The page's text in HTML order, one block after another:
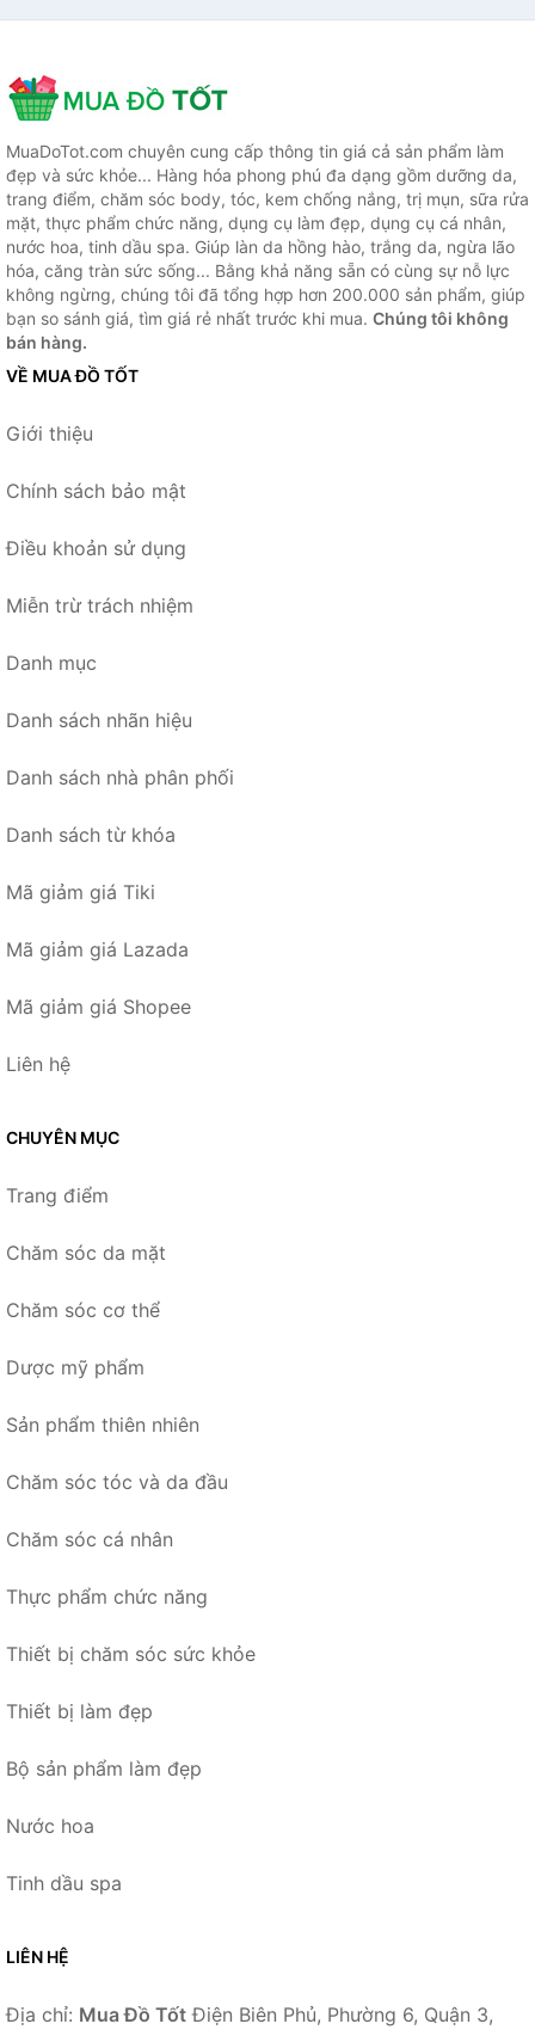
MuaDoTot.com chuyên cung cấp thông tin giá cả sản phẩm làm
đẹp và sức khỏe... Hàng hóa phong phú đa dạng gồm dưỡng da,
trang điểm, chăm sóc body, tóc, kem chống nắng, trị mụn, sữa rửa
mặt, thực phẩm chức năng, dụng cụ làm đẹp, dụng cụ cá nhân,
nước hoa, tinh dầu spa. Giúp làn da hồng hào, trắng da, ngừa lão
hóa, căng tràn sức sống... Bằng khả năng sẵn có cùng sự nỗ lực
không ngừng, chúng tôi đã tổng hợp hơn 200.000 sản phẩm, giúp
bạn so sánh giá, tìm giá rẻ nhất trước khi mua. Chúng tôi không
bán hàng.
VỀ MUA ĐỒ TỐT
Giới thiệu
Chính sách bảo mật
Điều khoản sử dụng
Miễn trừ trách nhiệm
Danh mục
Danh sách nhãn hiệu
Danh sách nhà phân phối
Danh sách từ khóa
Mã giảm giá Tiki
Mã giảm giá Lazada
Mã giảm giá Shopee
Liên hệ
CHUYÊN MỤC
Trang điểm
Chăm sóc da mặt
Chăm sóc cơ thể
Dược mỹ phẩm
Sản phẩm thiên nhiên
Chăm sóc tóc và da đầu
Chăm sóc cá nhân
Thực phẩm chức năng
Thiết bị chăm sóc sức khỏe
Thiết bị làm đẹp
Bộ sản phẩm làm đẹp
Nước hoa
Tinh dầu spa
LIÊN HỆ
Địa chỉ: Mua Đồ Tốt Điện Biên Phủ, Phường 6, Quận 3,